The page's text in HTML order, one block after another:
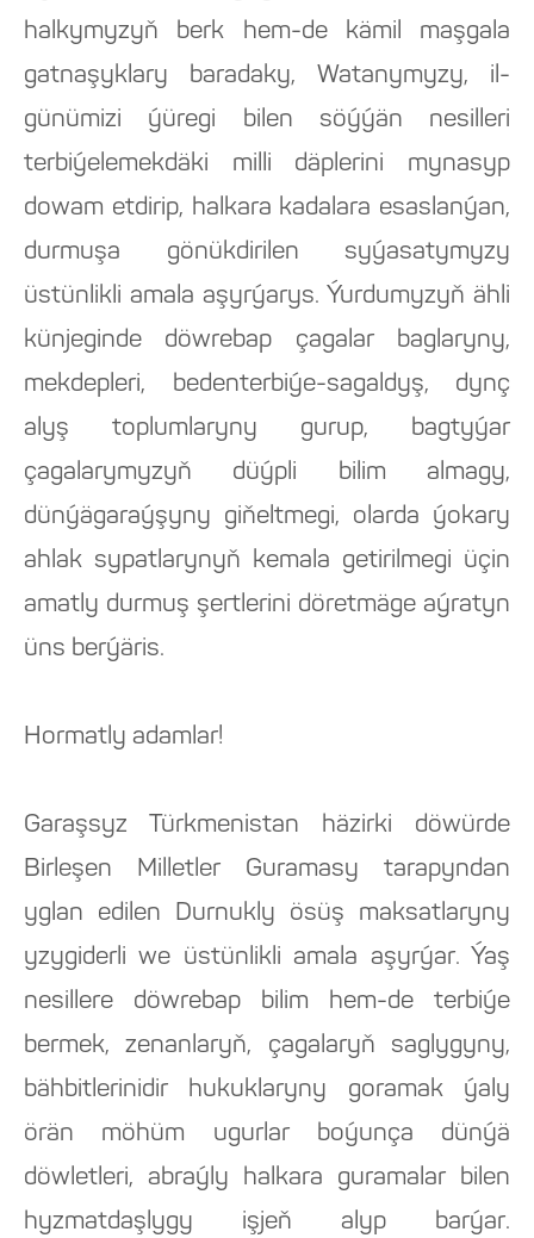
halkymyzyň berk hem-de kämil maşgala
gatnaşyklary baradaky, Watanymyzy, il-
günümizi ýüregi bilen söýýän nesilleri
terbiýelemekdäki milli däplerini mynasyp
dowam etdirip, halkara kadalara esaslanýan,
durmuşa gönükdirilen syýasatymyzy
üstünlikli amala aşyrýarys. Ýurdumyzyň ähli
künjeginde döwrebap çagalar baglaryny,
mekdepleri, bedenterbiýe-sagaldyş, dynç
alyş toplumlaryny gurup, bagtyýar
çagalarymyzyň düýpli bilim almagy,
dünýägaraýşyny giňeltmegi, olarda ýokary
ahlak sypatlarynyň kemala getirilmegi üçin
amatly durmuş şertlerini döretmäge aýratyn
üns berýäris.
Hormatly adamlar!
Garaşsyz Türkmenistan häzirki döwürde
Birleşen Milletler Guramasy tarapyndan
yglan edilen Durnukly ösüş maksatlaryny
yzygiderli we üstünlikli amala aşyrýar. Ýaş
nesillere döwrebap bilim hem-de terbiýe
bermek, zenanlaryň, çagalaryň saglygyny,
bähbitlerinidir hukuklaryny goramak ýaly
örän möhüm ugurlar boýunça dünýä
döwletleri, abraýly halkara guramalar bilen
hyzmatdaşlygy işjeň alyp barýar.